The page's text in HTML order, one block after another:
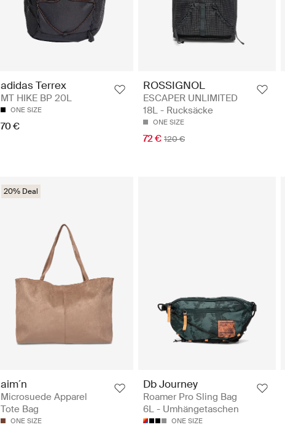
adidas Terrex
MT HIKE BP 20L
ONE SIZE
70 €
ROSSIGNOL
ESCAPER UNLIMITED
18L - Rucksäcke
ONE SIZE
72 € 120 €
20% Deal
aim´n
Microsuede Apparel
Tote Bag
ONE SIZE
Db Journey
Roamer Pro Sling Bag
6L - Umhängetaschen
ONE SIZE